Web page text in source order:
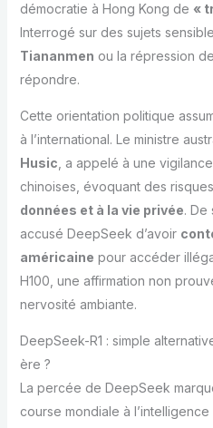
démocratie à Hong Kong de «
Interrogé sur des sujets
Tiananmen ou la répression
répondre.
Cette orientation politique
à l’international. Le ministre
Husic , a appelé à une
chinoises, évoquant des
données et à la vie privée. De
accusé DeepSeek d’avoir
américaine pour accéder
H100, une affirmation non
nervosité ambiante.
DeepSeek-R1 : simple
ère ?
La percée de DeepSeek
course mondiale à